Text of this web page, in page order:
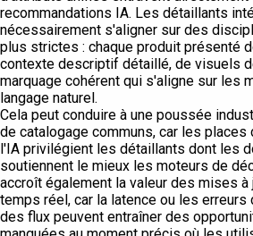
recommandations IA. Les détaillants
nécessairement s'aligner sur des
plus strictes : chaque produit présenté
contexte descriptif détaillé, de visuels
marquage cohérent qui s'aligne sur les
langage naturel.
Cela peut conduire à une poussée
de catalogage communs, car les
l'IA privilégient les détaillants dont les
soutiennent le mieux les moteurs de
accroît également la valeur des mises à
temps réel, car la latence ou les erreurs
des flux peuvent entraîner des